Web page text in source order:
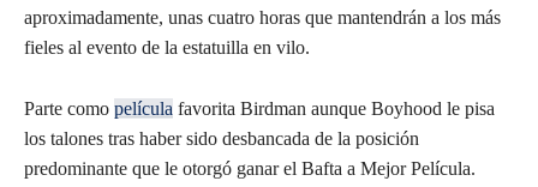
aproximadamente, unas cuatro horas que mantendrán a los más
fieles al evento de la estatuilla en vilo.
Parte como película favorita Birdman aunque Boyhood le pisa
los talones tras haber sido desbancada de la posición
predominante que le otorgó ganar el Bafta a Mejor Película.